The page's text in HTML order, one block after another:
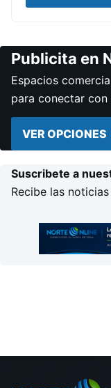
Publicita en
Espacios
para conectar con
VER OPCIONES
Suscribete a
Recibe las